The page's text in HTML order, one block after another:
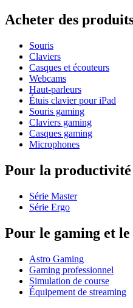
Acheter des
Souris
Claviers
Casques et écouteurs
Webcams
Haut-parleurs
Étuis clavier pour iPad
Souris gaming
Claviers gaming
Casques gaming
Microphones
Pour la productivité
Série Master
Série Ergo
Pour le gaming et
Astro Gaming
Gaming professionnel
Simulation de course
Équipement de streaming